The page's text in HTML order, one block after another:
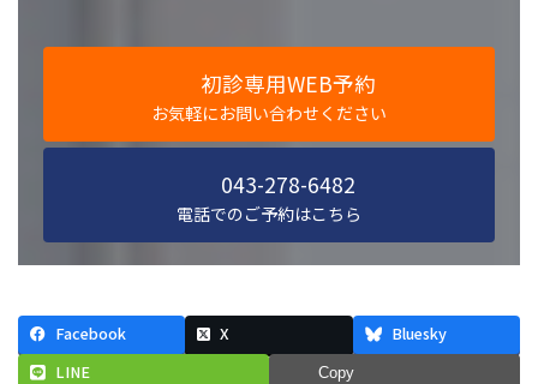
初診専用WEB予約
お気軽にお問い合わせください
043-278-6482
電話でのご予約はこちら
Facebook X
Bluesky
LINE
Copy